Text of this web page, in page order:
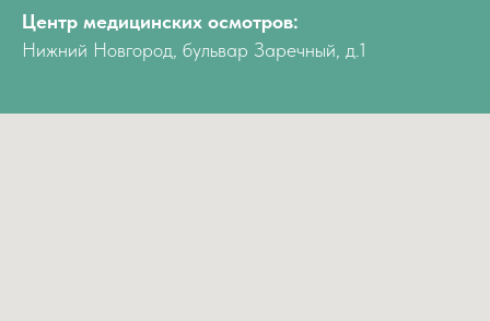
Центр медицинских осмотров:
Нижний Новгород, бульвар Заречный, д.1